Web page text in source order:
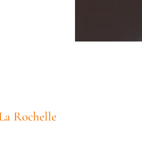
Rochelle